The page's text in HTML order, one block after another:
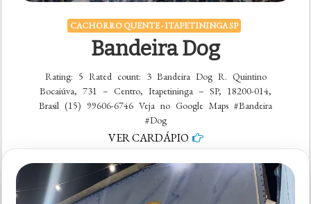
CACHORRO QUENTE - ITAPETININGA SP
Bandeira Dog
Rating: 5 Rated count: 3 Bandeira Dog R. Quintino
Bocaiúva, 731 – Centro, Itapetininga – SP, 18200-014,
Brasil (15) 99606-6746 Veja no Google Maps #Bandeira
#Dog
VER CARDÁPIO
1 comentárioem